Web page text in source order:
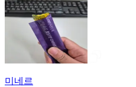
미네르